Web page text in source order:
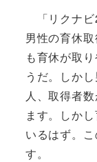
「リクナビ
男性の育休
も育休が取
うだ。しか
人、取得者
ます。しか
いるはず。
す。